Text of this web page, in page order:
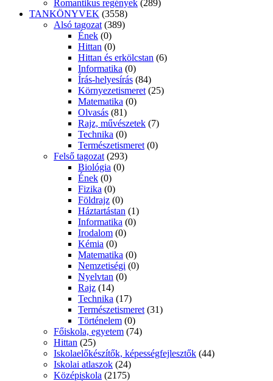
Romantikus regények (289)
TANKÖNYVEK (3558)
Alsó tagozat (389)
Ének (0)
Hittan (0)
Hittan és erkölcstan (6)
Informatika (0)
Írás-helyesírás (84)
Környezetismeret (25)
Matematika (0)
Olvasás (81)
Rajz, művészetek (7)
Technika (0)
Természetismeret (0)
Felső tagozat (293)
Biológia (0)
Ének (0)
Fizika (0)
Földrajz (0)
Háztartástan (1)
Informatika (0)
Irodalom (0)
Kémia (0)
Matematika (0)
Nemzetiségi (0)
Nyelvtan (0)
Rajz (14)
Technika (17)
Természetismeret (31)
Történelem (0)
Főiskola, egyetem (74)
Hittan (25)
Iskolaelőkészítők, képességfejlesztők (44)
Iskolai atlaszok (24)
Középiskola (2175)